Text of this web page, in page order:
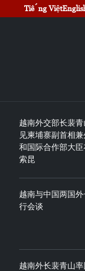
Tiếng Việt
越南外交部长裴青
见柬埔寨副首相
和国际合作部大臣
索昆
越南与中国两国
行会谈
越南外长裴青山率